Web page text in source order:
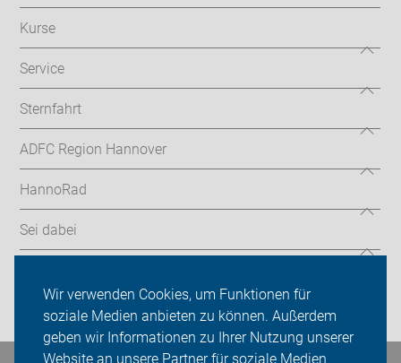
Wir verwenden Cookies, um Funktionen für
soziale Medien anbieten zu können. Außerdem
geben wir Informationen zu Ihrer Nutzung unserer
Website an unsere Partner für soziale Medien
Kurse
Service
Sternfahrt
ADFC Region Hannover
HannoRad
Sei dabei
Login